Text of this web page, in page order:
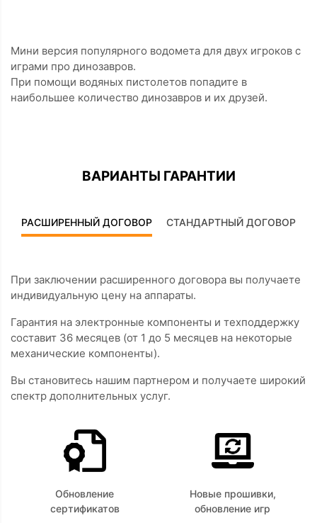
Мини версия популярного водомета для двух игроков с
играми про динозавров.
При помощи водяных пистолетов попадите в
наибольшее количество динозавров и их друзей.
ВАРИАНТЫ ГАРАНТИИ
РАСШИРЕННЫЙ ДОГОВОР СТАНДАРТНЫЙ ДОГОВОР
При заключении расширенного договора вы получаете
индивидуальную цену на аппараты.
Гарантия на электронные компоненты и техподдержку
составит 36 месяцев (от 1 до 5 месяцев на некоторые
механические компоненты).
Вы становитесь нашим партнером и получаете широкий
спектр дополнительных услуг.
Обновление
сертификатов
Новые прошивки,
обновление игр